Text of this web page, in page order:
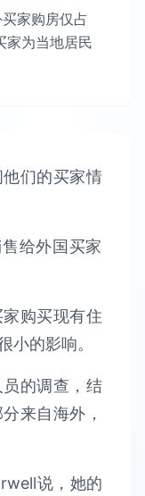
家购房仅占
家为当地居民
们的买家情
购买现有住
小的影响。
的调查，结
来自海外，
说，她的